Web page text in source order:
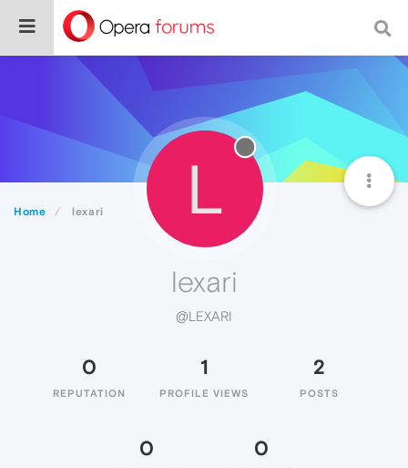
Home lexari L
lexari
@LEXARI
0
REPUTATION
1
PROFILE VIEWS
2
POSTS
0 0